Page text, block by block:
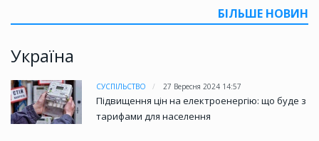
БІЛЬШЕ НОВИН
Україна
СУСПІЛЬСТВО 27 Вересня 2024 14:57
Підвищення цін на електроенергію: що буде з
тарифами для населення